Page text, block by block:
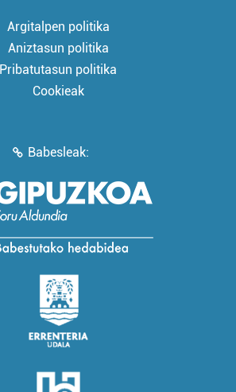
Argitalpen politika
Aniztasun politika
Pribatutasun politika
Cookieak
Babesleak: